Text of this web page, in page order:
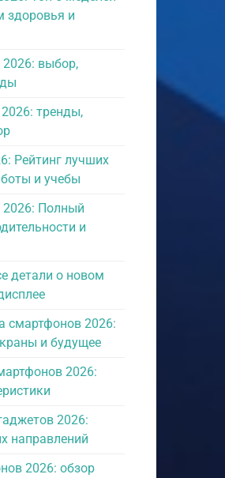
здоровья и
выбор,
тренды,
Рейтинг лучших
и учебы
2026: Полный
и
детали о новом
смартфонов 2026:
и будущее
2026:
2026:
направлений
2026: обзор